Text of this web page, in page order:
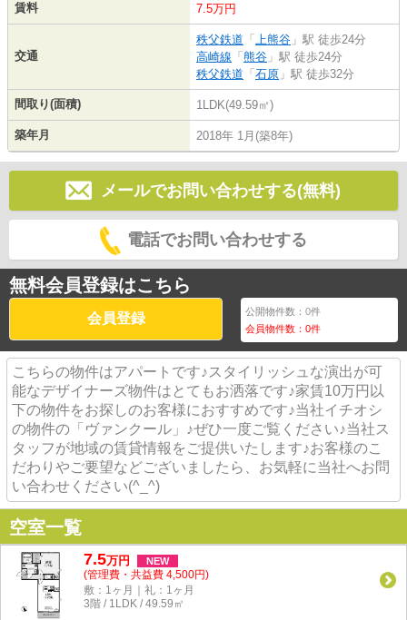
賃料 7.5万円
交通
秩父鉄道 「 上熊谷 」駅 徒歩24分
高崎線 「 熊谷 」駅 徒歩24分
秩父鉄道 「 石原 」駅 徒歩32分
間取り(面積) 1LDK(49.59㎡)
築年月 2018年 1月(築8年)
メールでお問い合わせする(無料)
電話でお問い合わせする
無料会員登録はこちら
会員登録 公開物件数：0件
会員物件数：0件
こちらの物件はアパートです♪スタイリッシュな演出が可
能なデザイナーズ物件はとてもお洒落です♪家賃10万円以
下の物件をお探しのお客様におすすめです♪当社イチオシ
の物件の「ヴァンクール」♪ぜひ一度ご覧ください♪当社ス
タッフが地域の賃貸情報をご提供いたします♪お客様のこ
だわりやご要望などございましたら、お気軽に当社へお問
い合わせください(^_^)
空室一覧
7.5万円 NEW
(管理費・共益費 4,500円)
敷：1ヶ月｜礼：1ヶ月
3階 / 1LDK / 49.59㎡